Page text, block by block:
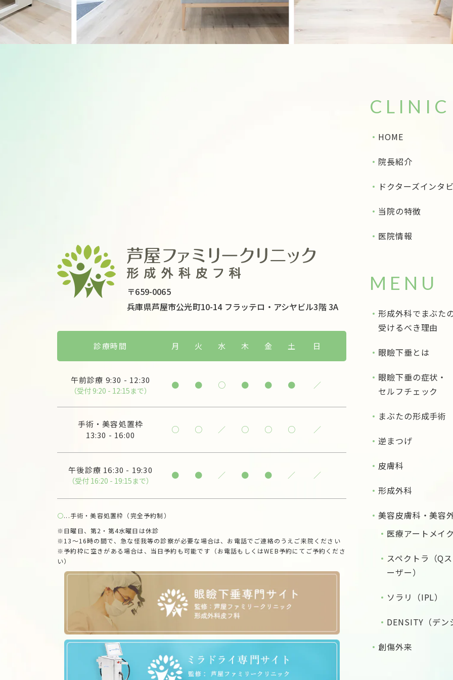
〒659-0065
兵庫県芦屋市公光町10-14 フラッテロ・アシヤビル3階 3A
診療時間 月 火 水 木 金 土 日
午前診療 9:30 - 12:30
（受付 9:20 - 12:15まで）
● ● ○ ● ● ● ／
手術・美容処置枠
13:30 - 16:00
○ ○ ／ ○ ○ ○ ／
午後診療 16:30 - 19:30
（受付 16:20 - 19:15まで）
● ● ／ ● ● ／ ／
〇...手術・美容処置枠（完全予約制）
※日曜日、第2・第4水曜日は休診
※13～16時の間で、急な怪我等の診察が必要な場合は、お電話でご連絡のうえご来院ください
※予約枠に空きがある場合は、当日予約も可能です（お電話もしくはWEB予約にてご予約くださ
い）
CLINIC
HOME
院長紹介
ドクターズインタ
当院の特徴
医院情報
MENU
形成外科でまぶた
受けるべき理由
眼瞼下垂とは
眼瞼下垂の症状・
セルフチェック
まぶたの形成手術
逆まつげ
皮膚科
形成外科
美容皮膚科・美容
医療アートメイ
スペクトラ（Q
ーザー）
ソラリ（IPL）
DENSITY（デン
創傷外来